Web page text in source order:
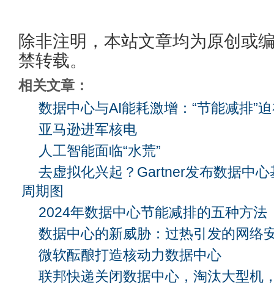
除非注明，本站文章均为原创或
禁转载。
相关文章：
数据中心与AI能耗激增：“节能减排”
亚马逊进军核电
人工智能面临“水荒”
去虚拟化兴起？Gartner发布数据中
周期图
2024年数据中心节能减排的五种方法
数据中心的新威胁：过热引发的网络
微软酝酿打造核动力数据中心
联邦快递关闭数据中心，淘汰大型机